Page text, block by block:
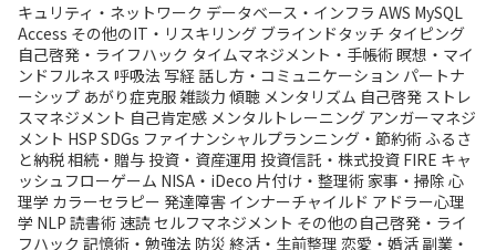
キュリティ・ネットワーク データベース・インフラ AWS MySQL
Access その他のIT・リスキリング ブラインドタッチ タイピング
自己啓発・ライフハック タイムマネジメント・手帳術瞑想・マイ
ンドフルネス 呼吸法 写経 話し方・コミュニケーション パートナ
ーシップ あがり症克服 雑談力 傾聴 メンタリズム 自己啓発 ストレ
スマネジメント 自己肯定感 メンタルトレーニング アンガーマネジ
メント HSP SDGs ファイナンシャルプランニング・節約術ふるさ
と納税相続・贈与 投資・資産運用 投資信託・株式投資 FIRE キャ
ッシュフローゲーム NISA・iDeco 片付け・整理術 家事・掃除 心
理学 カラーセラピー 発達障害 インナーチャイルド アドラー心理
学 NLP 読書術 速読セルフマネジメント その他の自己啓発・ライ
フハック 記憶術・勉強法 防災 終活・生前整理 恋愛・婚活 副業・